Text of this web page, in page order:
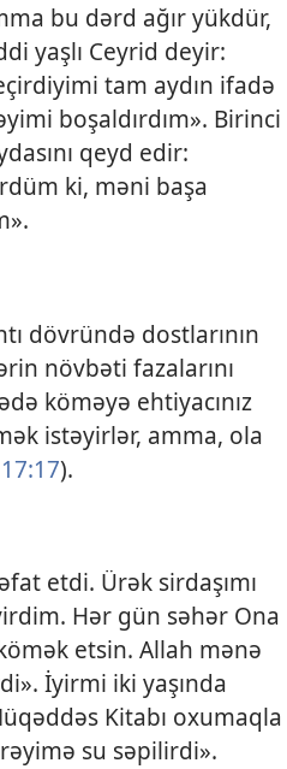
bu dərd ağır yükdür,
yaşlı Ceyrid deyir:
tam aydın ifadə
boşaldırdım». Birinci
qeyd edir:
ki, məni başa
dövründə dostlarının
növbəti fazalarını
köməyə ehtiyacınız
istəyirlər, amma, ola
).
etdi. Ürək sirdaşımı
Hər gün səhər Ona
etsin. Allah mənə
İyirmi iki yaşında
Kitabı oxumaqla
su səpilirdi».